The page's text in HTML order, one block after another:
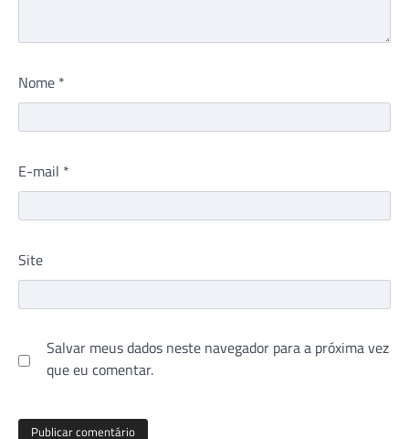
Nome *
E-mail *
Site
Salvar meus dados neste navegador para a próxima vez
que eu comentar.